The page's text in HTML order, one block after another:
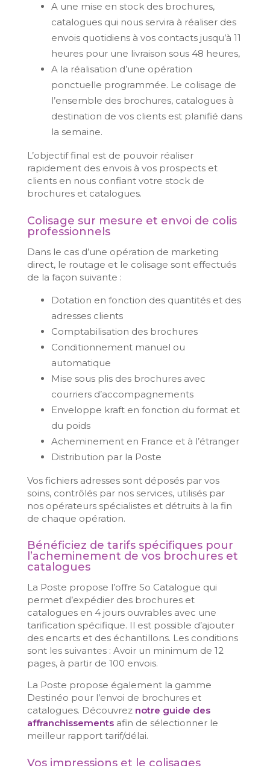
A une mise en stock des brochures,
catalogues qui nous servira à réaliser des
envois quotidiens à vos contacts jusqu’à 11
heures pour une livraison sous 48 heures,
A la réalisation d’une opération
ponctuelle programmée. Le colisage de
l’ensemble des brochures, catalogues à
destination de vos clients est planifié dans
la semaine.
L’objectif final est de pouvoir réaliser
rapidement des envois à vos prospects et
clients en nous confiant votre stock de
brochures et catalogues.
Colisage sur mesure et envoi de colis
professionnels
Dans le cas d’une opération de marketing
direct, le routage et le colisage sont effectués
de la façon suivante :
Dotation en fonction des quantités et des
adresses clients
Comptabilisation des brochures
Conditionnement manuel ou
automatique
Mise sous plis des brochures avec
courriers d’accompagnements
Enveloppe kraft en fonction du format et
du poids
Acheminement en France et à l’étranger
Distribution par la Poste
Vos fichiers adresses sont déposés par vos
soins, contrôlés par nos services, utilisés par
nos opérateurs spécialistes et détruits à la fin
de chaque opération.
Bénéficiez de tarifs spécifiques pour
l’acheminement de vos brochures et
catalogues
La Poste propose l’offre So Catalogue qui
permet d’expédier des brochures et
catalogues en 4 jours ouvrables avec une
tarification spécifique. Il est possible d’ajouter
des encarts et des échantillons. Les conditions
sont les suivantes : Avoir un minimum de 12
pages, à partir de 100 envois.
La Poste propose également la gamme
Destinéo pour l’envoi de brochures et
catalogues. Découvrez notre guide des
affranchissementsafin de sélectionner le
meilleur rapport tarif/délai.
Vos impressions et le colisages